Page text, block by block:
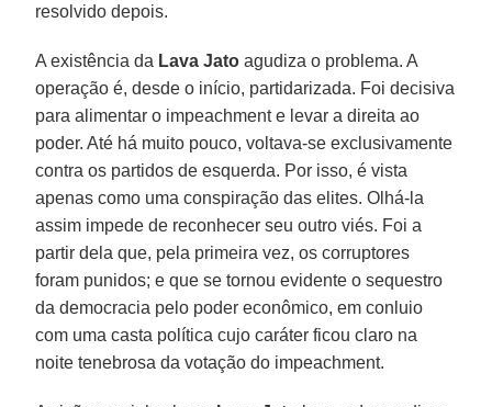
resolvido depois.
A existência da Lava Jato agudiza o problema. A
operação é, desde o início, partidarizada. Foi decisiva
para alimentar o impeachment e levar a direita ao
poder. Até há muito pouco, voltava-se exclusivamente
contra os partidos de esquerda. Por isso, é vista
apenas como uma conspiração das elites. Olhá-la
assim impede de reconhecer seu outro viés. Foi a
partir dela que, pela primeira vez, os corruptores
foram punidos; e que se tornou evidente o sequestro
da democracia pelo poder econômico, em conluio
com uma casta política cujo caráter ficou claro na
noite tenebrosa da votação do impeachment.